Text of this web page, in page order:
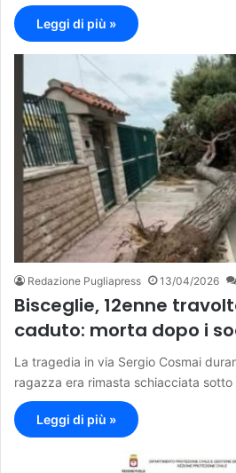
Leggi di più »
Redazione Pugliapress 13/04/2026
Bisceglie, 12enne
caduto: morta dopo i
La tragedia in via Sergio Cosmai
ragazza era rimasta schiacciata
Leggi di più »